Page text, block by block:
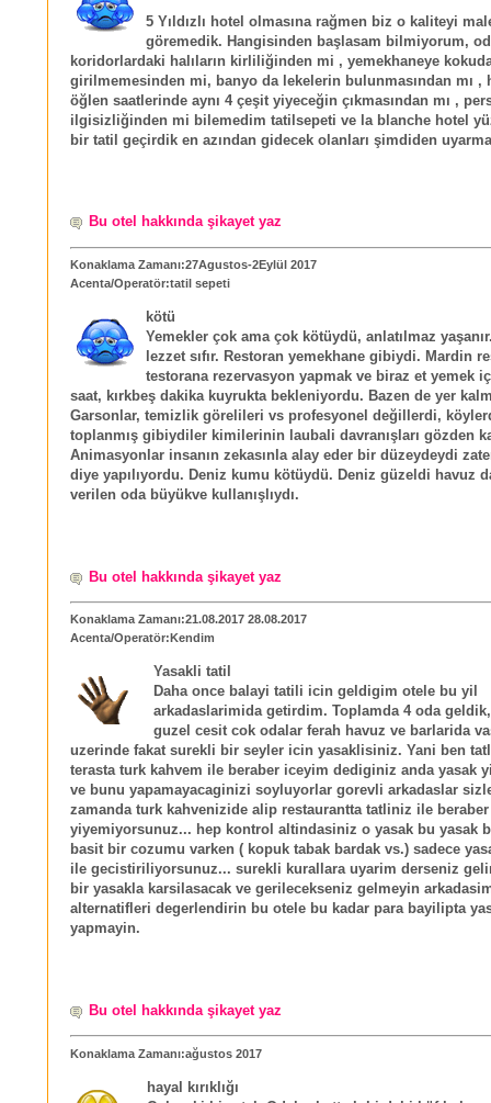
5 Yıldızlı hotel olmasına rağmen biz o kaliteyi
göremedik. Hangisinden başlasam bilmiyorum,
koridorlardaki halıların kirliliğinden mi , yemekhaneye
girilmemesinden mi, banyo da lekelerin bulunmasından mı ,
öğlen saatlerinde aynı 4 çeşit yiyeceğin çıkmasından mı ,
ilgisizliğinden mi bilemedim tatilsepeti ve la blanche hotel
bir tatil geçirdik en azından gidecek olanları şimdiden
Bu otel hakkında şikayet yaz
Konaklama Zamanı:27Agustos-2Eylül 2017
Acenta/Operatör:tatil sepeti
kötü
Yemekler çok ama çok kötüydü, anlatılmaz
lezzet sıfır. Restoran yemekhane gibiydi. Mardin
testorana rezervasyon yapmak ve biraz et yemek
saat, kırkbeş dakika kuyrukta bekleniyordu. Bazen de yer
Garsonlar, temizlik görelileri vs profesyonel değillerdi,
toplanmış gibiydiler kimilerinin laubali davranışları gözden
Animasyonlar insanın zekasınla alay eder bir düzeydeydi
diye yapılıyordu. Deniz kumu kötüydü. Deniz güzeldi havuz
verilen oda büyükve kullanışlıydı.
Bu otel hakkında şikayet yaz
Konaklama Zamanı:21.08.2017 28.08.2017
Acenta/Operatör:Kendim
Yasakli tatil
Daha once balayi tatili icin geldigim otele bu yil
arkadaslarimida getirdim. Toplamda 4 oda
guzel cesit cok odalar ferah havuz ve barlarida
uzerinde fakat surekli bir seyler icin yasaklisiniz. Yani ben
terasta turk kahvem ile beraber iceyim dediginiz anda yasak
ve bunu yapamayacaginizi soyluyorlar gorevli arkadaslar
zamanda turk kahvenizide alip restaurantta tatliniz ile beraber
yiyemiyorsunuz... hep kontrol altindasiniz o yasak bu yasak
basit bir cozumu varken ( kopuk tabak bardak vs.) sadece
ile gecistiriliyorsunuz... surekli kurallara uyarim derseniz
bir yasakla karsilasacak ve gerilecekseniz gelmeyin
alternatifleri degerlendirin bu otele bu kadar para bayilipta
yapmayin.
Bu otel hakkında şikayet yaz
Konaklama Zamanı:ağustos 2017
hayal kırıklığı